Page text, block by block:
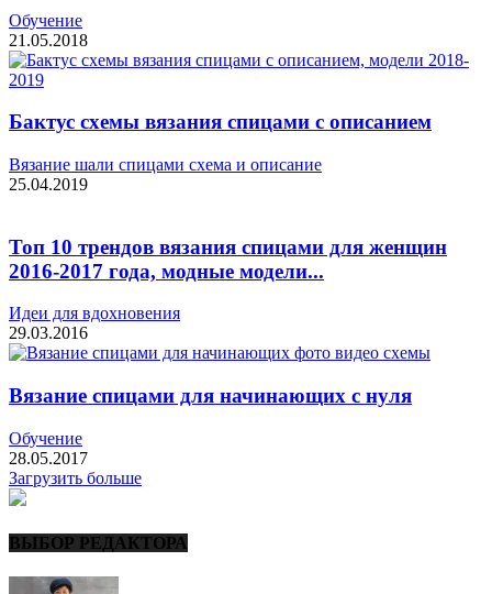
Обучение
21.05.2018
Бактус схемы вязания спицами с описанием
Вязание шали спицами схема и описание
25.04.2019
Топ 10 трендов вязания спицами для женщин
2016-2017 года, модные модели...
Идеи для вдохновения
29.03.2016
Вязание спицами для начинающих с нуля
Обучение
28.05.2017
Загрузить больше
ВЫБОР РЕДАКТОРА